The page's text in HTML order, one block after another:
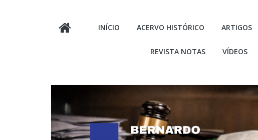
INÍCIO ACERVO HISTÓRICO ARTIGOS
REVISTA NOTAS VÍDEOS